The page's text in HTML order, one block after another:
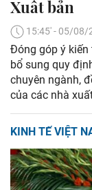
Xuất bản
15:45' - 05/08/
Đóng góp ý kiến
bổ sung quy
chuyên ngành,
của các nhà
KINH TẾ VIỆT